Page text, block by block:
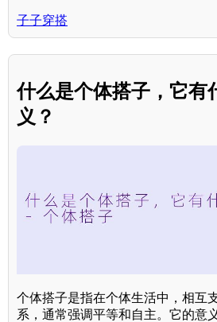
子子穿搭
什么是个体搭子，它有
义？
个体搭子是指在个体生活中，相互
系，通常强调平等和自主。它的意